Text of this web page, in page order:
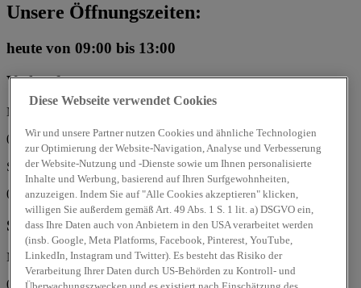
Unsere Öffnungszeiten:
heute von 09:00 bis 13:00
Verkauf
Mo, Di, Mi, Do, Fr:
08:30 - 18:00 Uhr
Sa:
09:00 - 13:00 Uhr
Service
Mo, Di, Mi, Do, Fr:
07:30 - 17:30 Uhr
Diese Webseite verwendet Cookies
Wir und unsere Partner nutzen Cookies und ähnliche Technologien
zur Optimierung der Website-Navigation, Analyse und Verbesserung
der Website-Nutzung und -Dienste sowie um Ihnen personalisierte
Inhalte und Werbung, basierend auf Ihren Surfgewohnheiten,
anzuzeigen. Indem Sie auf "Alle Cookies akzeptieren" klicken,
willigen Sie außerdem gemäß Art. 49 Abs. 1 S. 1 lit. a) DSGVO ein,
dass Ihre Daten auch von Anbietern in den USA verarbeitet werden
(insb. Google, Meta Platforms, Facebook, Pinterest, YouTube,
LinkedIn, Instagram und Twitter). Es besteht das Risiko der
Verarbeitung Ihrer Daten durch US-Behörden zu Kontroll- und